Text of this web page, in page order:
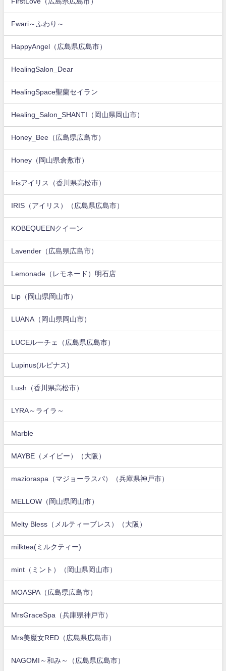
Fwari～ふわり～
HappyAngel（広島県広島市）
HealingSalon_Dear
HealingSpace聖蘭セイラン
Healing_Salon_SHANTI（岡山県岡山市）
Honey_Bee（広島県広島市）
Honey（岡山県倉敷市）
Irisアイリス（香川県高松市）
IRIS（アイリス）（広島県広島市）
KOBEQUEENクイーン
Lavender（広島県広島市）
Lemonade（レモネード）明石店
Lip（岡山県岡山市）
LUANA（岡山県岡山市）
LUCEルーチェ（広島県広島市）
Lupinus(ルピナス)
Lush（香川県高松市）
LYRA～ライラ～
Marble
MAYBE（メイビー）（大阪）
mazioraspa（マジョーラスパ）（兵庫県神戸市）
MELLOW（岡山県岡山市）
Melty Bless（メルティーブレス）（大阪）
milktea(ミルクティー)
mint（ミント）（岡山県岡山市）
MOASPA（広島県広島市）
MrsGraceSpa（兵庫県神戸市）
Mrs美魔女RED（広島県広島市）
NAGOMI～和み～（広島県広島市）